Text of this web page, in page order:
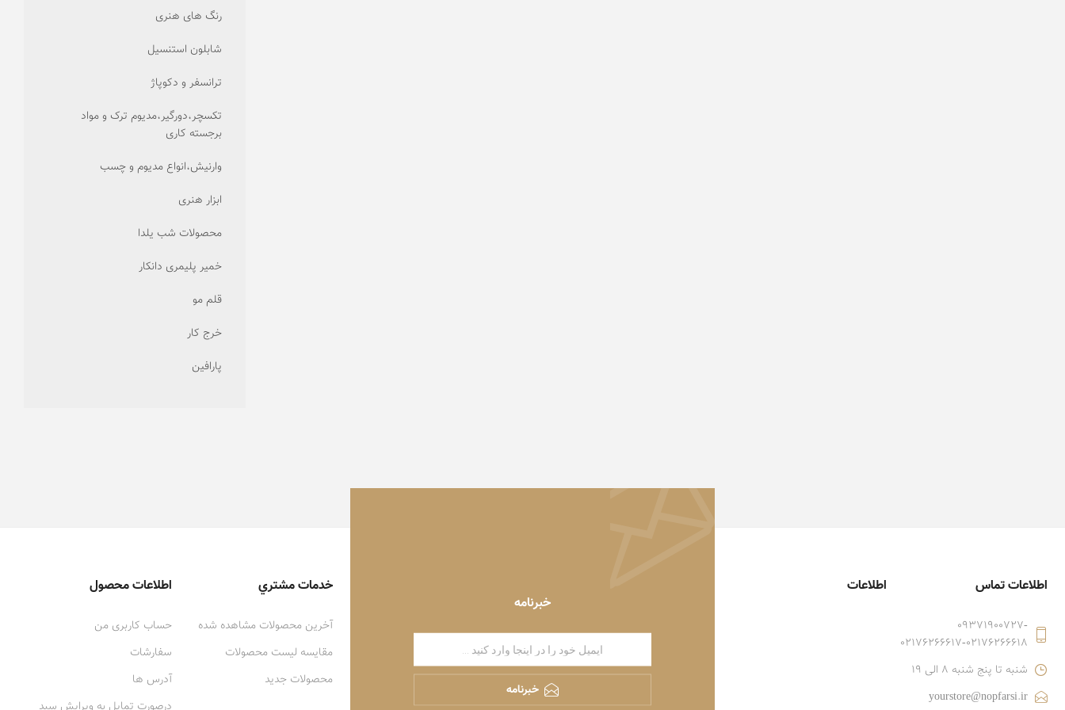
رنگ های هنری
شابلون استنسیل
ترانسفر و دکوپاژ
تکسچر،دورگیر،مدیوم ترک و مواد
برجسته کاری
وارنیش،انواع مدیوم و چسب
ابزار هنری
محصولات شب یلدا
خمیر پلیمری دانکار
قلم مو
خرج کار
پارافین
خبرنامه
خبرنامه
اطلاعات تماس
09371900727-
02176266617-02176266618
شنبه تا پنج شنبه 8 الی 19
yourstore@nopfarsi.ir
اطلاعات خدمات مشتري
آخرین محصولات مشاهده شده
مقایسه لیست محصولات
محصولات جدید
اطلاعات محصول
حساب کاربری من
سفارشات
آدرس ها